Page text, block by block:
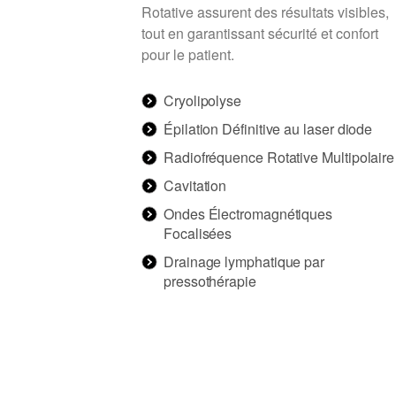
Rotative assurent des résultats visibles,
tout en garantissant sécurité et confort
pour le patient.
Cryolipolyse
Épilation Définitive au laser diode
Radiofréquence Rotative Multipolaire
Cavitation
Ondes Électromagnétiques
Focalisées
Drainage lymphatique par
pressothérapie